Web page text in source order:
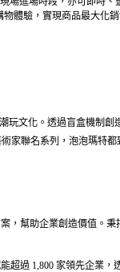
體驗，實現商品最大化
文化。透過盲盒機制
家聯名系列，泡泡瑪特
幫助企業創造價值。
超過 1,800 家領先企